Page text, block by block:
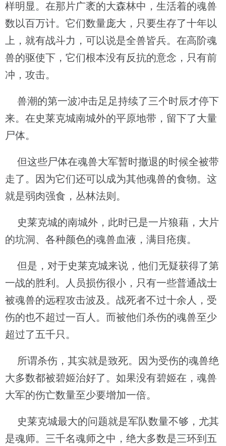
样明显。在那片广袤的大森林中，生活着的魂兽
数以百万计。它们数量庞大，只要生存了十年以
上，就有战斗力，可以说是全兽皆兵。在高阶魂
兽的驱使下，它们根本没有反抗的意念，只有前
冲，攻击。
兽潮的第一波冲击足足持续了三个时辰才停下
来。在史莱克城南城外的平原地带，留下了大量
尸体。
但这些尸体在魂兽大军暂时撤退的时候全被带
走了。因为它们还可以成为其他魂兽的食物。这
就是弱肉强食，丛林法则。
史莱克城的南城外，此时已是一片狼藉，大片
的坑洞、各种颜色的魂兽血液，满目疮痍。
但是，对于史莱克城来说，他们无疑获得了第
一战的胜利。人员损伤很小，只有一些普通战士
被魂兽的远程攻击波及。战死者不过十余人，受
伤的也不超过一百人。而被他们杀伤的魂兽至少
超过了五千只。
所谓杀伤，其实就是致死。因为受伤的魂兽绝
大多数都被碧姬治好了。如果没有碧姬在，魂兽
大军的伤亡数量至少要增加一倍。
史莱克城最大的问题就是军队数量不够，尤其
是魂师。三千名魂师之中，绝大多数是三环到五